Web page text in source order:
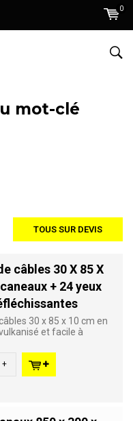
0
mot-clé
TOUS SUR DEVIS
câbles 30 X 85 X
+ 24 yeux
30 x 85 x 10 cm en
et facile à
+